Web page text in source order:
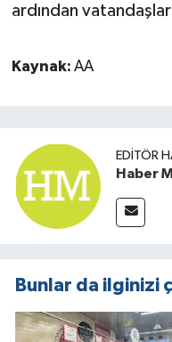
ardından
Kaynak: AA
EDITÖR
Haber
Bunlar da ilginizi